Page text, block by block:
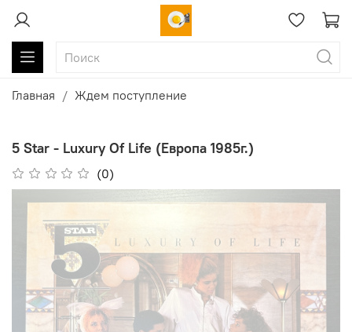
Главная Ждем поступление
5 Star - Luxury Of Life (Европа 1985г.)
(0)